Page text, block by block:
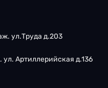
ул.Труда д.203
Артиллерийская д.136